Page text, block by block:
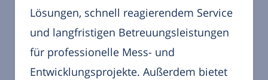
Lösungen, schnell reagierendem Service
und langfristigen Betreuungsleistungen
für professionelle Mess- und
Entwicklungsprojekte. Außerdem bietet